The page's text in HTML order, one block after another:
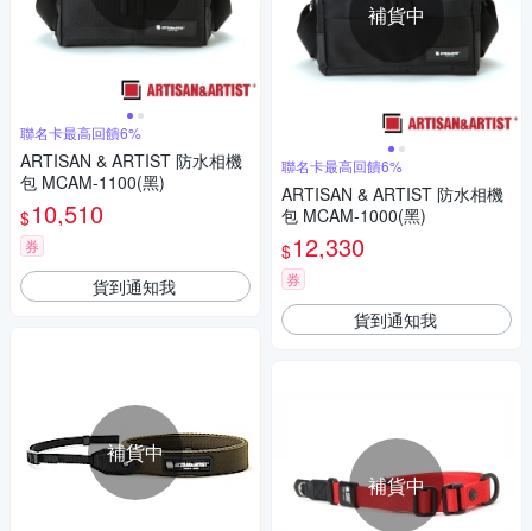
聯名卡最高回饋6%
ARTISAN & ARTIST 防水相機
包 MCAM-1100(黑)
$10,510
券
貨到通知我
補貨中
補貨中
聯名卡最高回饋6%
ARTISAN & ARTIST 防水相機
包 MCAM-1000(黑)
$12,330
券
貨到通知我
補貨中